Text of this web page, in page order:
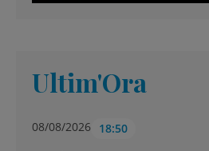
Ultim'Ora
08/08/2026 18:50